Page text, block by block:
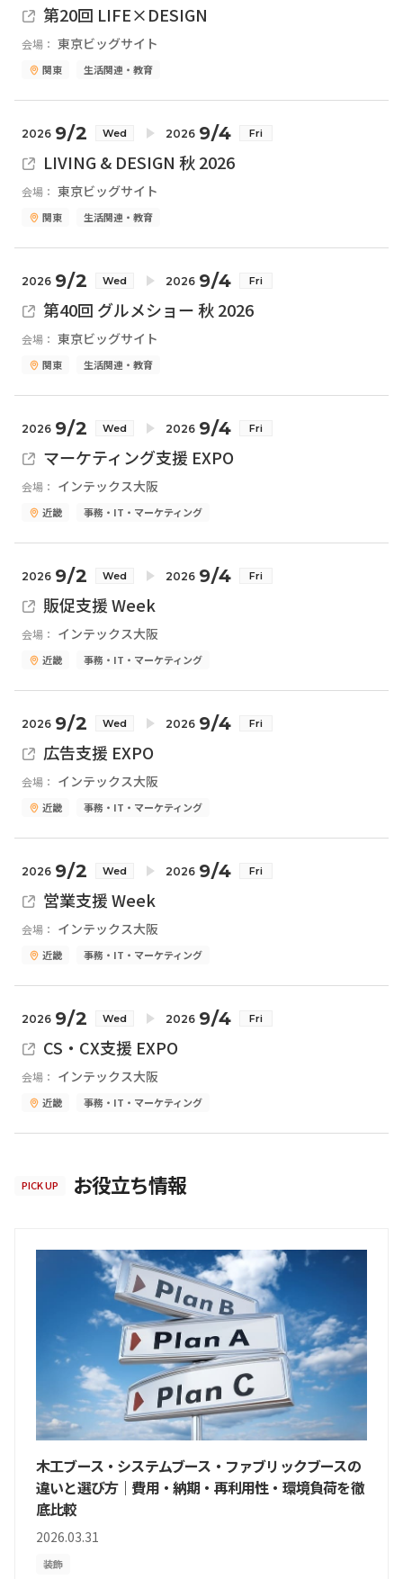
第20回 LIFE×DESIGN
会場： 東京ビッグサイト
関東 生活関連・教育
2026 9/2 Wed 2026 9/4 Fri
LIVING & DESIGN 秋 2026
会場： 東京ビッグサイト
関東 生活関連・教育
2026 9/2 Wed 2026 9/4 Fri
第40回 グルメショー 秋 2026
会場： 東京ビッグサイト
関東 生活関連・教育
2026 9/2 Wed 2026 9/4 Fri
マーケティング支援 EXPO
会場： インテックス大阪
近畿 事務・IT・マーケティング
2026 9/2 Wed 2026 9/4 Fri
販促支援 Week
会場： インテックス大阪
近畿 事務・IT・マーケティング
2026 9/2 Wed 2026 9/4 Fri
広告支援 EXPO
会場： インテックス大阪
近畿 事務・IT・マーケティング
2026 9/2 Wed 2026 9/4 Fri
営業支援 Week
会場： インテックス大阪
近畿 事務・IT・マーケティング
2026 9/2 Wed 2026 9/4 Fri
CS・CX支援 EXPO
会場： インテックス大阪
近畿 事務・IT・マーケティング
PICK UP お役立ち情報
木工ブース・システムブース・ファブリックブースの
違いと選び方｜費用・納期・再利用性・環境負荷を徹
底比較
2026.03.31
装飾